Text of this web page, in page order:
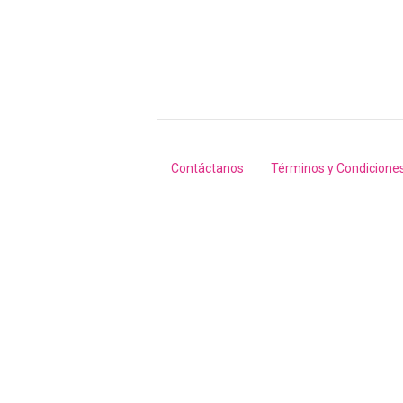
Footer
Contáctanos Términos y